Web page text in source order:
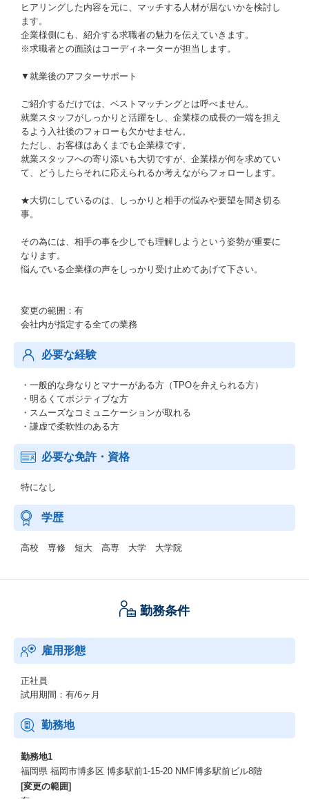
ヒアリングした内容を元に、マッチする人材が居ないかを検討し
ます。
企業様側にも、紹介する求職者の魅力を伝えていきます。
※求職者との面談はコーディネーターが担当します。
▼就業後のアフターサポート
ご紹介するだけでは、ベストマッチングとは呼べません。
就業スタッフがしっかりと活躍をし、企業様の成長の一端を担え
るよう入社後のフォローも欠かせません。
ただし、お客様はあくまでも企業様です。
就業スタッフへの寄り添いも大切ですが、企業様が何を求めてい
て、どうしたらそれに応えられるか考えながらフォローします。
★大切にしているのは、しっかりと相手の悩みや要望を聞き切る
事。
その為には、相手の事を少しでも理解しようという姿勢が重要に
なります。
悩んでいる企業様の声をしっかり受け止めてあげて下さい。
変更の範囲：有
会社内が指定する全ての業務
必要な経験
・一般的な身なりとマナーがある方（TPOを弁えられる方）
・明るくてポジティブな方
・スムーズなコミュニケーションが取れる
・謙虚で柔軟性のある方
必要な免許・資格
特になし
学歴
高校 専修 短大 高専 大学 大学院
勤務条件
雇用形態
正社員
試用期間：有/6ヶ月
勤務地
勤務地1
福岡県 福岡市博多区 博多駅前1-15-20 NMF博多駅前ビル8階
[変更の範囲]